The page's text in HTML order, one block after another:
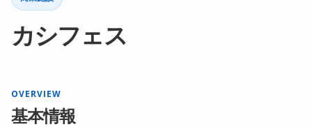
カシフェス
OVERVIEW
基本情報